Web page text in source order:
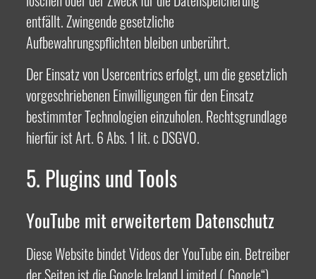
entfällt. Zwingende gesetzliche
Aufbewahrungspflichten bleiben unberührt.
Der Einsatz von Usercentrics erfolgt, um die gesetzlich
vorgeschriebenen Einwilligungen für den Einsatz
bestimmter Technologien einzuholen. Rechtsgrundlage
hierfür ist Art. 6 Abs. 1 lit. c DSGVO.
5. Plugins und Tools
YouTube mit erweitertem Datenschutz
Diese Website bindet Videos der YouTube ein. Betreiber
der Seiten ist die Google Ireland Limited („Google“),